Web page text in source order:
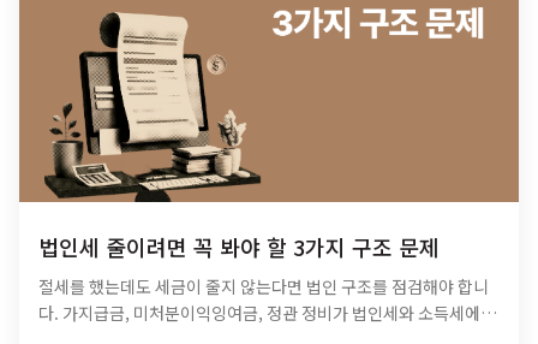
법인세 줄이려면 꼭 봐야 할 3가지 구조 문제
절세를 했는데도 세금이 줄지 않는다면 법인 구조를 점검해야 합니
다. 가지급금, 미처분이익잉여금, 정관 정비가 법인세와 소득세에 미